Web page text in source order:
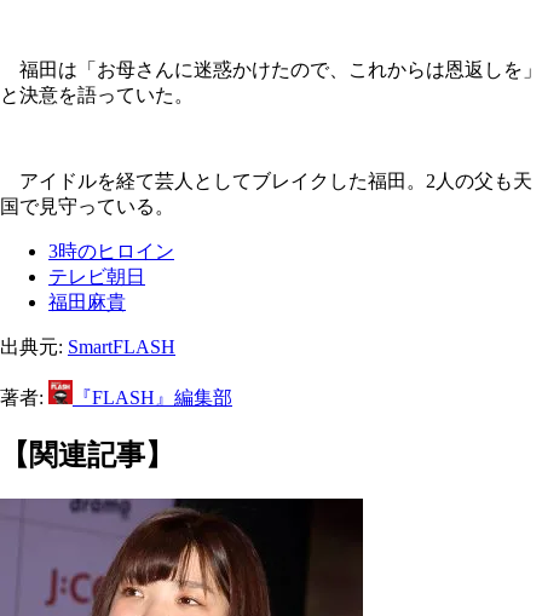
福田は「お母さんに迷惑かけたので、これからは恩返しを」
と決意を語っていた。
アイドルを経て芸人としてブレイクした福田。2人の父も天
国で見守っている。
3時のヒロイン
テレビ朝日
福田麻貴
出典元: SmartFLASH
著者: 『FLASH』編集部
【関連記事】